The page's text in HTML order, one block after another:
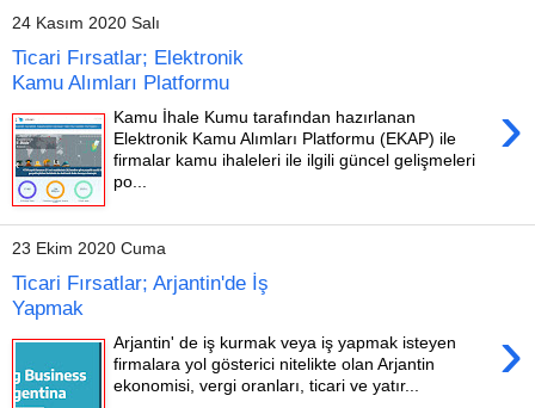
24 Kasım 2020 Salı
Ticari Fırsatlar; Elektronik
Kamu Alımları Platformu
›
Kamu İhale Kumu tarafından hazırlanan
Elektronik Kamu Alımları Platformu (EKAP) ile
firmalar kamu ihaleleri ile ilgili güncel gelişmeleri
po...
23 Ekim 2020 Cuma
Ticari Fırsatlar; Arjantin'de İş
Yapmak
›
Arjantin' de iş kurmak veya iş yapmak isteyen
firmalara yol gösterici nitelikte olan Arjantin
ekonomisi, vergi oranları, ticari ve yatır...